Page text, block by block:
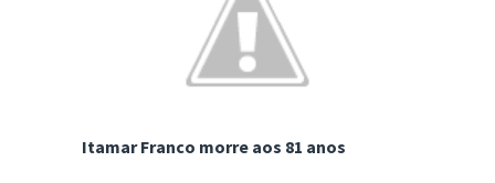
Itamar Franco morre aos 81 anos